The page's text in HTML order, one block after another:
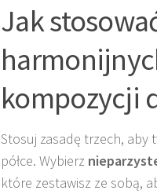
Jak
kompozycji
Stosuj zasadę trzech, aby
półce. Wybierz
które zestawisz ze sobą,